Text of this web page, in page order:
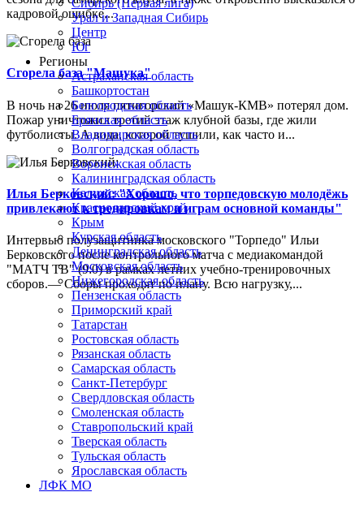
кадровой ошибке...
Сгорела база "Машука"
В ночь на 26 июля пятигорский «Машук-КМВ» потерял дом.
Пожар уничтожил третий этаж клубной базы, где жили
футболисты. А вода, которой тушили, как часто и...
Илья Берковский: "Хорошо, что торпедовскую молодёжь
привлекают к тренировкам и играм основной команды"
Интервью полузащитника московского "Торпедо" Ильи
Берковского после контрольного матча с медиакомандой
"МАТЧ ТВ" (9:0) в рамках летних учебно-тренировочных
сборов.— Сборы проходят по плану. Всю нагрузку,...
Сибирь (Первая лига)
Урал и Западная Сибирь
Центр
Юг
Регионы
Астраханская область
Башкортостан
Белгородская область
Брянская область
Владимирская область
Волгоградская область
Воронежская область
Калининградская область
Калужская область
Краснодарский край
Крым
Курская область
Ленинградская область
Московская область
Нижегородская область
Пензенская область
Приморский край
Татарстан
Ростовская область
Рязанская область
Самарская область
Санкт-Петербург
Свердловская область
Смоленская область
Ставропольский край
Тверская область
Тульская область
Ярославская область
ЛФК МО